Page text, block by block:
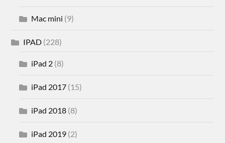
Mac mini (9)
IPAD (228)
iPad 2 (8)
iPad 2017 (15)
iPad 2018 (8)
iPad 2019 (2)